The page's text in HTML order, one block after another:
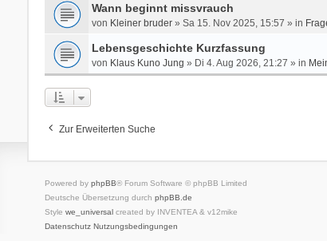
Wann beginnt missvrauch
von Kleiner bruder» Sa 15. Nov 2025, 15:57 » in
Lebensgeschichte Kurzfassung
von Klaus Kuno Jung » Di 4. Aug 2026, 21:27 » in
Zur Erweiterten Suche
Powered by phpBB® Forum Software © phpBB Limited
Deutsche Übersetzung durch phpBB.de
Style we_universalcreated by INVENTEA & v12mike
Datenschutz Nutzungsbedingungen